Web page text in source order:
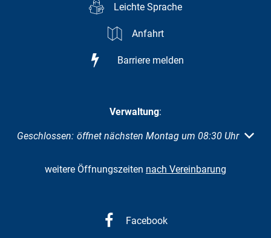
Leichte Sprache
Anfahrt
Barriere melden
Verwaltung:
Klicken, um weitere Öffnungs- oder Schließzeiten
Geschlossen: öffnet nächsten Montag um 08:30 Uhr
weitere Öffnungszeiten nach Vereinbarung
Facebook